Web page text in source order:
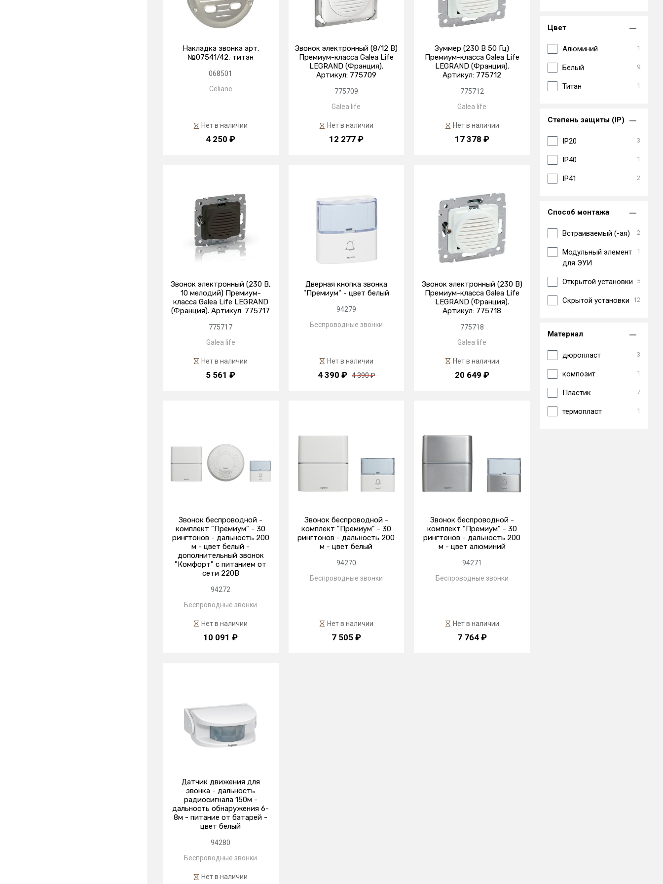
Накладка звонка арт.
№07541/42, титан
068501
Celiane
Нет в наличии
4 250 ₽
Звонок электронный (8/12 В)
Премиум-класса Galea Life
LEGRAND (Франция).
Артикул: 775709
775709
Galea life
Нет в наличии
12 277 ₽
Зуммер (230 В 50 Гц)
Премиум-класса Galea Life
LEGRAND (Франция).
Артикул: 775712
775712
Galea life
Нет в наличии
17 378 ₽
Звонок электронный (230 В,
10 мелодий) Премиум-
класса Galea Life LEGRAND
(Франция). Артикул: 775717
775717
Galea life
Нет в наличии
5 561 ₽
Дверная кнопка звонка
"Премиум" - цвет белый
94279
Беспроводные звонки
Нет в наличии
4 390 ₽ 4 390 ₽
Звонок электронный (230 В)
Премиум-класса Galea Life
LEGRAND (Франция).
Артикул: 775718
775718
Galea life
Нет в наличии
20 649 ₽
Звонок беспроводной -
комплект "Премиум" - 30
рингтонов - дальность 200
м - цвет белый -
дополнительный звонок
"Комфорт" с питанием от
сети 220В
94272
Беспроводные звонки
Нет в наличии
10 091 ₽
Звонок беспроводной -
комплект "Премиум" - 30
рингтонов - дальность 200
м - цвет белый
94270
Беспроводные звонки
Нет в наличии
7 505 ₽
Звонок беспроводной -
комплект "Премиум" - 30
рингтонов - дальность 200
м - цвет алюминий
94271
Беспроводные звонки
Нет в наличии
7 764 ₽
Датчик движения для
звонка - дальность
радиосигнала 150м -
дальность обнаружения 6-
8м - питание от батарей -
цвет белый
94280
Беспроводные звонки
Нет в наличии
Цвет
Алюминий 1
Белый 9
Титан 1
Степень защиты (IP)
IP20 3
IP40 1
IP41 2
Способ монтажа
Встраиваемый (-ая) 2
Модульный элемент
для ЭУИ
1
Открытой установки 5
Скрытой установки 12
Материал
дюропласт 3
композит 1
Пластик 7
термопласт 1